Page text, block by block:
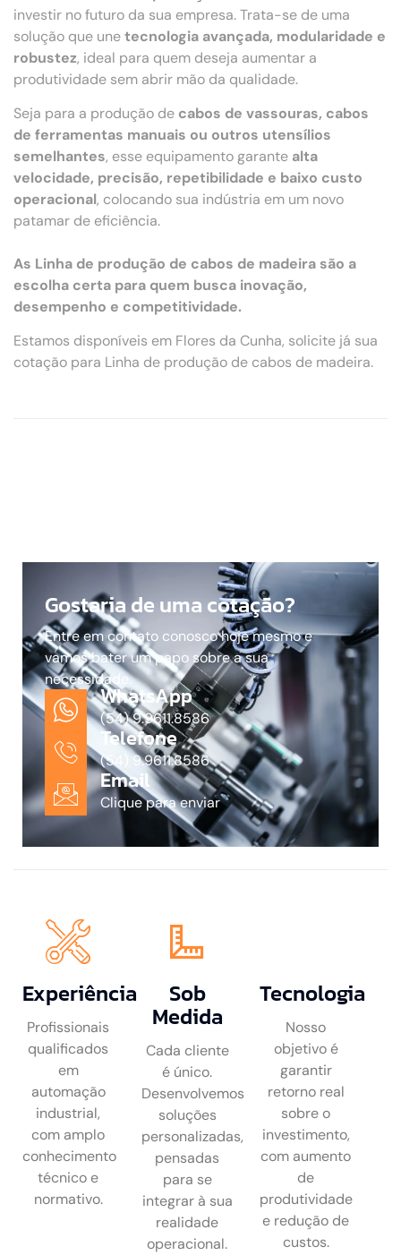
investir no futuro da sua empresa. Trata-se de uma
solução que unetecnologia avançada, modularidade e
robustez, ideal para quem deseja aumentar a
produtividade sem abrir mão da qualidade.
Seja para a produção de cabos de vassouras, cabos
de ferramentas manuais ou outros utensílios
semelhantes, esse equipamento garante alta
velocidade, precisão, repetibilidade e baixo custo
operacional, colocando sua indústria em um novo
patamar de eficiência.
As Linha de produção de cabos de madeira são a
escolha certa para quem busca inovação,
desempenho e competitividade.
Estamos disponíveis em Flores da Cunha, solicite já sua
cotação para Linha de produção de cabos de madeira.
Gostaria de uma cotação?
Entre em contato conosco hoje mesmo e
vamos bater um papo sobre a sua
necessidade.
WhatsApp
(54) 9.9611.8586
Telefone
(54) 9.9611.8586
Email
Clique para enviar
Experiência
Profissionais
qualificados
em
automação
industrial,
com amplo
conhecimento
técnico e
normativo.
Sob
Medida
Cada cliente
é único.
Desenvolvemos
soluções
personalizadas,
pensadas
para se
integrar à sua
realidade
operacional.
Tecnologia
Nosso
objetivo é
garantir
retorno real
sobre o
investimento,
com aumento
de
produtividade
e redução de
custos.